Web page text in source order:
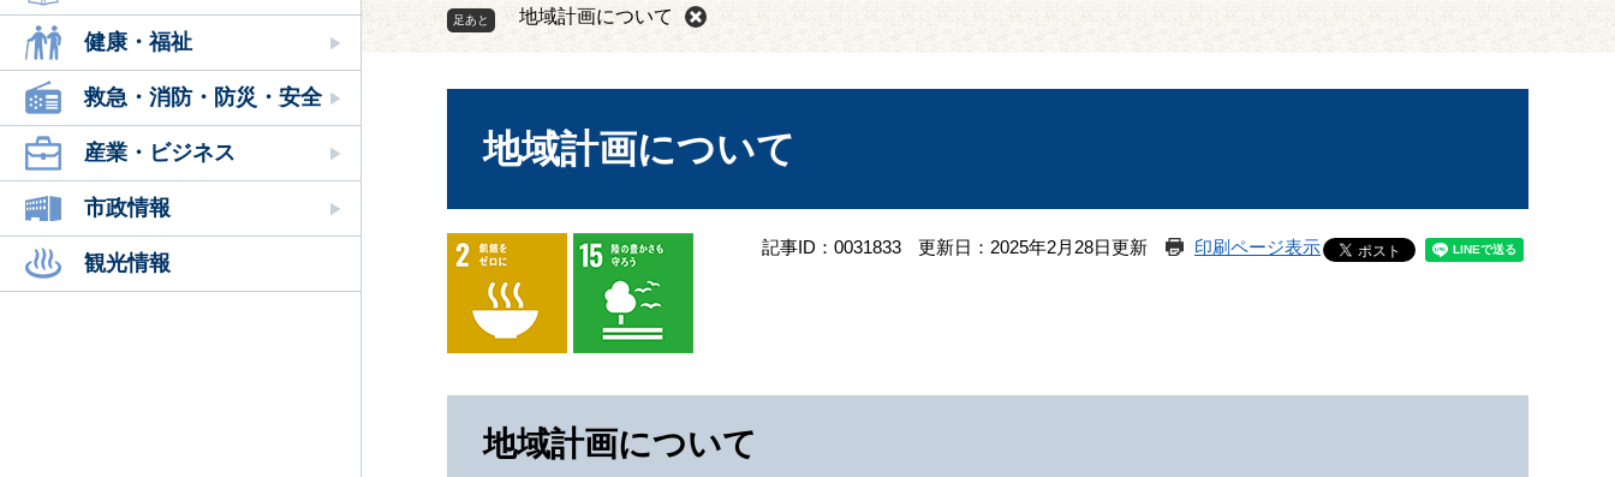
ス
タ
ム
検
索
健康・福祉
救急・消防・防災・安全
産業・ビジネス
市政情報
観光情報
地域計画について
文
地域計画について
記事ID：0031833 更新日：2025年2月28日更新 印刷ページ表示
地域計画について